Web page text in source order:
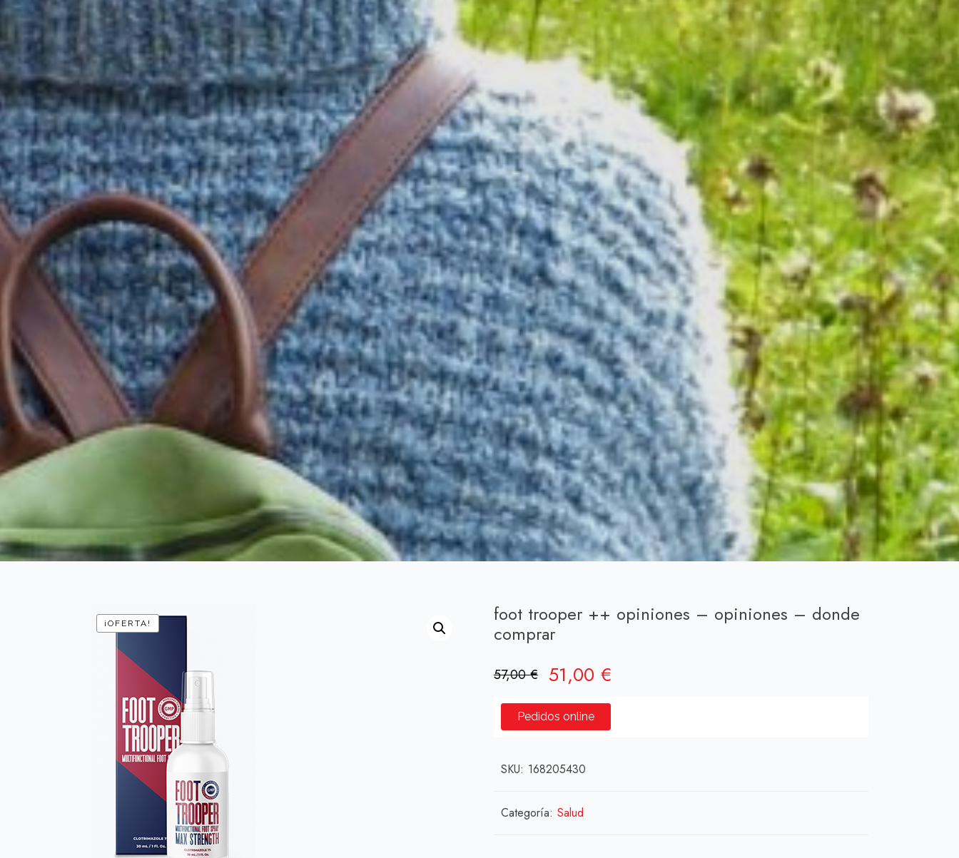
¡OFERTA!
foot trooper ++ opiniones – opiniones – donde
comprar
57,00€ El
original
era:
57,00 €.
51,00 €
Pedidos online
SKU: 168205430
Categoría: Salud